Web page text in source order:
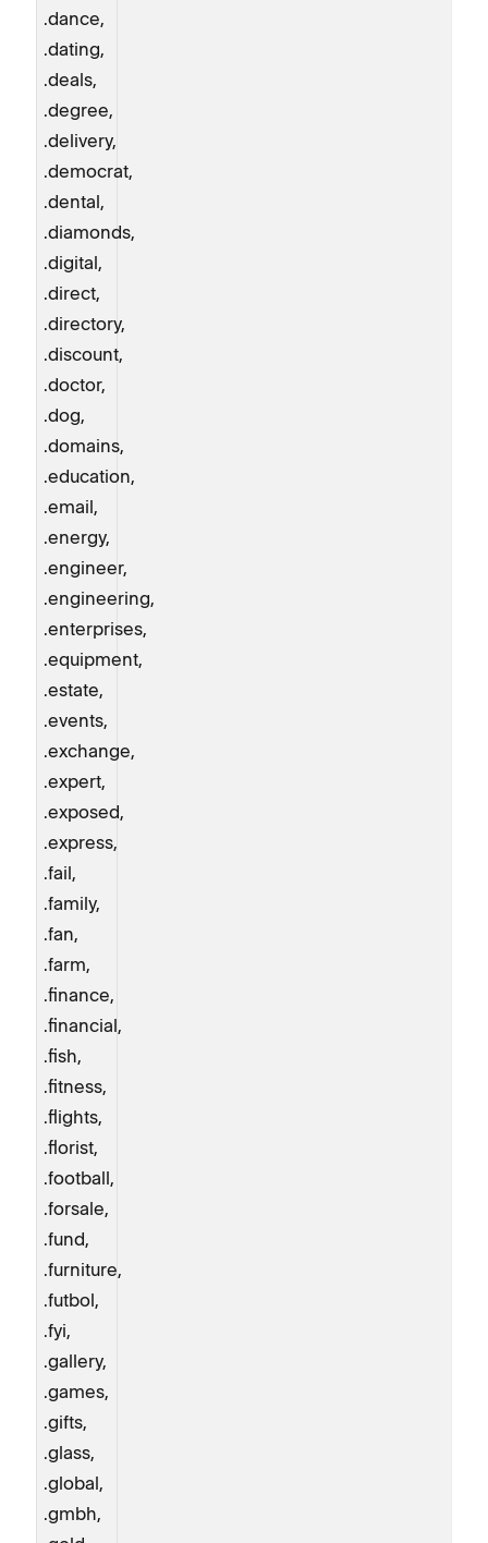
.dance,
.dating,
.deals,
.degree,
.delivery,
.democrat,
.dental,
.diamonds,
.digital,
.direct,
.directory,
.discount,
.doctor,
.dog,
.domains,
.education,
.email,
.energy,
.engineer,
.engineering,
.enterprises,
.equipment,
.estate,
.events,
.exchange,
.expert,
.exposed,
.express,
.fail,
.family,
.fan,
.farm,
.finance,
.financial,
.fish,
.fitness,
.flights,
.florist,
.football,
.forsale,
.fund,
.furniture,
.futbol,
.fyi,
.gallery,
.games,
.gifts,
.glass,
.global,
.gmbh,